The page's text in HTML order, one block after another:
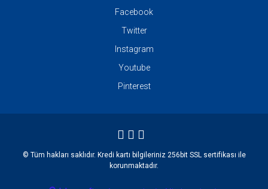
Facebook
Twitter
Instagram
Youtube
Pinterest
© Tüm hakları saklıdır. Kredi kartı bilgileriniz 256bit SSL sertifikası ile
korunmaktadır.